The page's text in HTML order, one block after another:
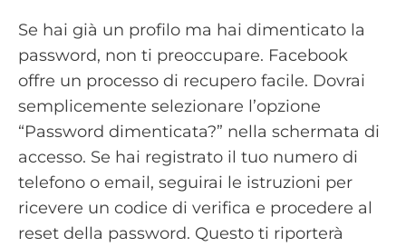
Se hai già un profilo ma hai dimenticato la
password, non ti preoccupare. Facebook
offre un processo di recupero facile. Dovrai
semplicemente selezionare l’opzione
“Password dimenticata?” nella schermata di
accesso. Se hai registrato il tuo numero di
telefono o email, seguirai le istruzioni per
ricevere un codice di verifica e procedere al
reset della password. Questo ti riporterà